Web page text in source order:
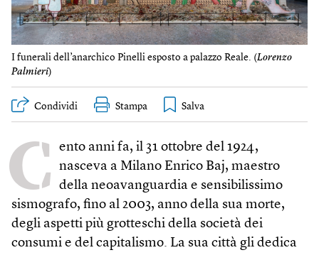
I funerali dell’anarchico Pinelli esposto a palazzo Reale. (Lorenzo
Palmieri)
Condividi Stampa
C
ento anni fa, il 31 ottobre del 1924,
nasceva a Milano Enrico Baj, maestro
della neoavanguardia e sensibilissimo
sismografo, fino al 2003, anno della sua morte,
degli aspetti più grotteschi della società dei
consumi e del capitalismo. La sua città gli dedica